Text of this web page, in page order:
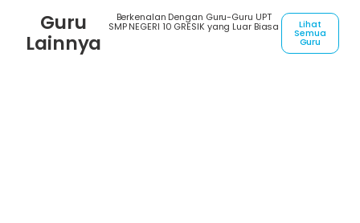
Guru
Lainnya
Berkenalan Dengan Guru-Guru UPT
SMP NEGERI 10 GRESIK yang Luar Biasa Lihat
Semua
Guru